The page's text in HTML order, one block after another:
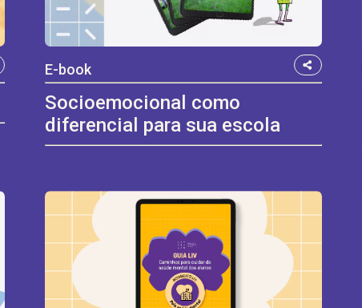
E-book
Socioemocional como
diferencial para sua escola